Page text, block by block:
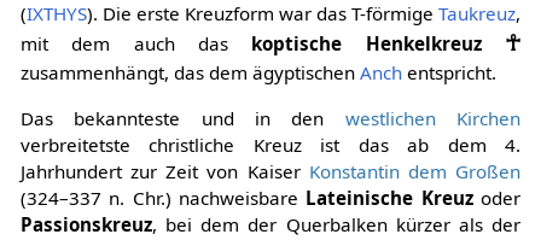
(IXTHYS). Die erste Kreuzform war das T-förmigeTaukreuz,
mit dem auch das koptische Henkelkreuz ☥
zusammenhängt, das dem ägyptischen Anchentspricht.
Das bekannteste und in den westlichen Kirchen
verbreitetste christliche Kreuz ist das ab dem 4.
Jahrhundert zur Zeit von Kaiser Konstantin dem Großen
(324–337 n. Chr.) nachweisbare Lateinische Kreuzoder
Passionskreuz, bei dem der Querbalken kürzer als der